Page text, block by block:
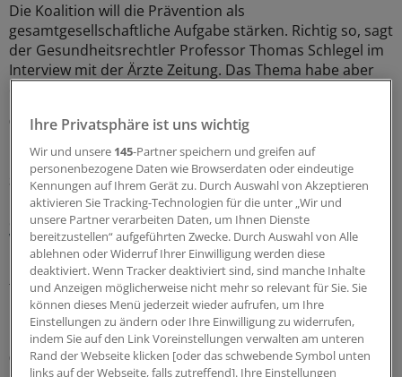
Die Koalition will die Prävention als
gesamtgesellschaftliche Aufgabe stärken. Richtig so, sagt
der Gesundheitsrechtler Professor Thomas Schlegel im
Interview mit der Ärzte Zeitung. Das Thema habe aber
07.08.2026
Sparpaket sorgt für Unsicherheit
Praxisbesonderheiten in Zeiten des GKV-
Spargesetzes: Klarheit soll es in der kommenden
Woche geben
Ein Passus des Beitragssatzstabilisierungsgesetz sorgt
für Unruhe unter Ärztinnen und Ärzten. Stehen die
Praxisbesonderheiten auf der Kippe? Oder eher doch
nicht? Kassenärzte und Krankenkassen verhandeln.
06.08.2026
Ihre Privatsphäre ist uns wichtig
Wir und unsere 145-Partner speichern und greifen auf
personenbezogene Daten wie Browserdaten oder eindeutige
Kennungen auf Ihrem Gerät zu. Durch Auswahl von Akzeptieren
aktivieren Sie Tracking-Technologien für die unter „Wir und
unsere Partner verarbeiten Daten, um Ihnen Dienste
bereitzustellen“ aufgeführten Zwecke. Durch Auswahl von Alle
ablehnen oder Widerruf Ihrer Einwilligung werden diese
deaktiviert. Wenn Tracker deaktiviert sind, sind manche Inhalte
und Anzeigen möglicherweise nicht mehr so relevant für Sie. Sie
können dieses Menü jederzeit wieder aufrufen, um Ihre
Einstellungen zu ändern oder Ihre Einwilligung zu widerrufen,
indem Sie auf den Link Voreinstellungen verwalten am unteren
Rand der Webseite klicken [oder das schwebende Symbol unten
links auf der Webseite, falls zutreffend]. Ihre Einstellungen